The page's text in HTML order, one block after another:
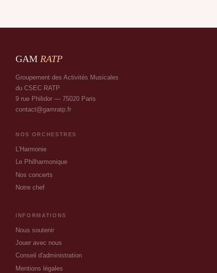
GAM RATP
Groupement des Activités Musicales
du CSEC RATP
9 rue Philidor — 75020 Paris
contact@gamratp.fr
NOS ORCHESTRES
L'Harmonie
Le Philharmonique
Nos concerts
Notre chef
INFORMATIONS
Nous soutenir
Jouer avec nous
Conseil d'administration
Mentions légales